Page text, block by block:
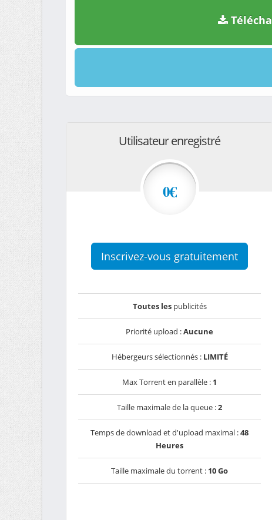
Utilisateur enregistré
0€
Inscrivez-vous gratuitement
Toutes lespublicités
Priorité upload :Aucune
Hébergeurs sélectionnés : LIMITÉ
Max Torrent en parallèle : 1
Taille maximale de la queue :2
Temps de download et d'upload maximal :48
Heures
Taille maximale du torrent : 10 Go